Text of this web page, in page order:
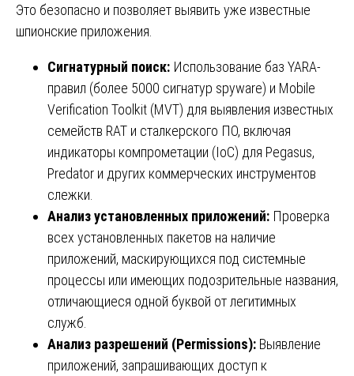
Это безопасно и позволяет выявить уже известные
шпионские приложения.
Сигнатурный поиск: Использование баз YARA-
правил (более 5000 сигнатур spyware) и Mobile
Verification Toolkit (MVT) для выявления известных
семейств RAT и сталкерского ПО, включая
индикаторы компрометации (IoC) для Pegasus,
Predator и других коммерческих инструментов
слежки.
Анализ установленных приложений: Проверка
всех установленных пакетов на наличие
приложений, маскирующихся под системные
процессы или имеющих подозрительные названия,
отличающиеся одной буквой от легитимных
служб.
Анализ разрешений (Permissions): Выявление
приложений, запрашивающих доступ к